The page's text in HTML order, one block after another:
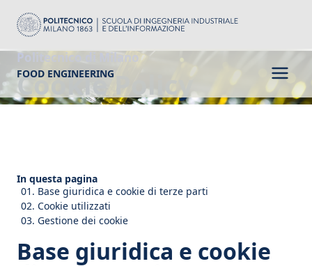
FOOD ENGINEERING
Politecnico di Milano
Cookie Policy
In questa pagina
Base giuridica e cookie di terze parti
Cookie utilizzati
Gestione dei cookie
Base giuridica e cookie